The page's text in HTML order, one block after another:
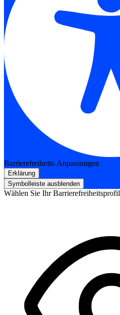
Barrierefreiheits-Anpassungen
Erklärung
Symbolleiste ausblenden
Wählen Sie Ihr Barrierefreiheitsprofil